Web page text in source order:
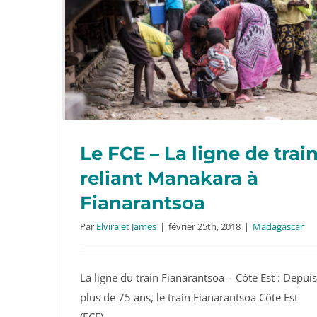
Le FCE – La ligne de train reliant
Le FCE – La ligne de
reliant Manakara à
Fianarantsoa
Par Elvira et James | février 25th, 2018 | Madagascar
La ligne du train Fianarantsoa – Côte Est : Depuis
plus de 75 ans, le train Fianarantsoa Côte Est